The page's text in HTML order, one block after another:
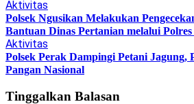
Aktivitas
Polsek Ngusikan Melakukan
Bantuan Dinas Pertanian melalui
Aktivitas
Polsek Perak Dampingi Petani Jagung,
Pangan Nasional
Tinggalkan Balasan